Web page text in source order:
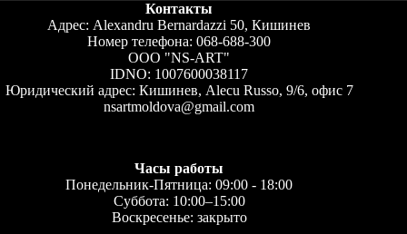
Контакты
Адрес: Alexandru Bernardazzi 50, Кишинев
Номер телефона: 068-688-300
ООО "NS-ART"
IDNO: 1007600038117
Юридический адрес: Кишинев, Alecu Russo, 9/6, офис 7
nsartmoldova@gmail.com
Часы работы
Понедельник-Пятница: 09:00 - 18:00
Суббота: 10:00–15:00
Воскресенье: закрыто